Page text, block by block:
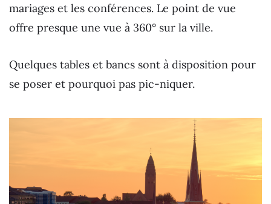
mariages et les conférences. Le point de vue
offre presque une vue à 360° sur la ville.
Quelques tables et bancs sont à disposition pour
se poser et pourquoi pas pic-niquer.